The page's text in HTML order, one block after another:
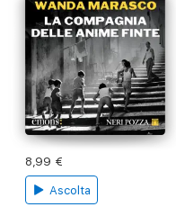
8,99 €
Ascolta